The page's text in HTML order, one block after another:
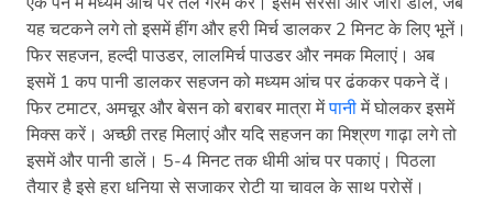
यह चटकने लगे तो इसमें हींग और हरी मिर्च डालकर 2 मिनट के लिए भूनें।
फिर सहजन, हल्दी पाउडर, लालमिर्च पाउडर और नमक मिलाएं। अब
इसमें 1 कप पानी डालकर सहजन को मध्यम आंच पर ढंककर पकने दें।
फिर टमाटर, अमचूर और बेसन को बराबर मात्रा मेंपानीमें घोलकर इसमें
मिक्स करें। अच्छी तरह मिलाएं और यदि सहजन का मिश्रण गाढ़ा लगे तो
इसमें और पानी डालें। 5-4 मिनट तक धीमी आंच पर पकाएं। पिठला
तैयार है इसे हरा धनिया से सजाकर रोटी या चावल के साथ परोसें।